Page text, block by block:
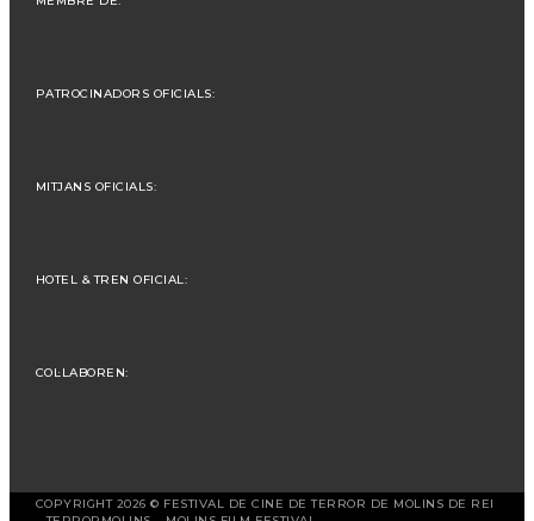
PATROCINADORS OFICIALS:
MITJANS OFICIALS:
HOTEL & TREN OFICIAL:
COL·LABOREN:
COPYRIGHT 2026 © FESTIVAL DE CINE DE TERROR DE MOLINS DE REI